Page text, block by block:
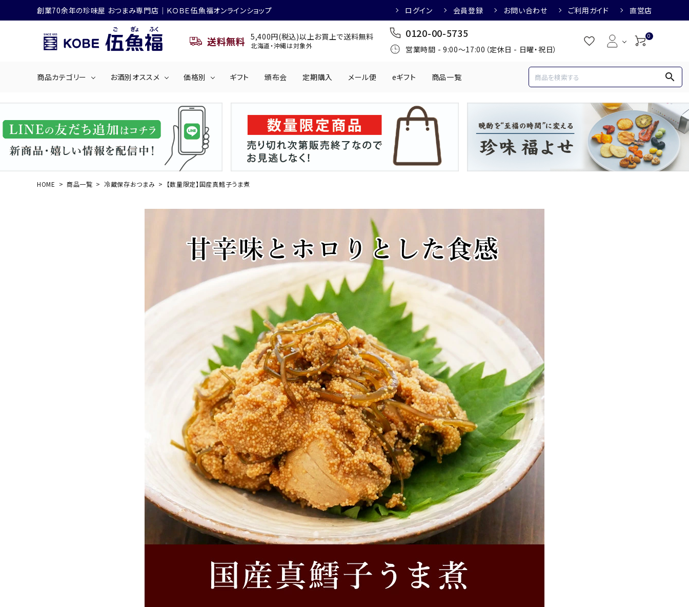
創業70余年の珍味屋 おつまみ専門店│ＫＯＢＥ伍魚福オンラインショップ ログイン 会員登録 お問い合わせ ご利用ガイド 直営店
送料無料 5,400円(税込)以上お買上で送料無料
北海道・沖縄は対象外
0120-00-5735
営業時間 - 9:00～17:00（定休日 - 日曜・祝日）
0
商品カテゴリー
くぎ煮 海産物 乳製品 かわきもの
佃煮・ごはんのおとも 丸う
お酒別オススメ
日本酒におすすめ 焼酎におすすめ
価格別
501円～1,000円 1,001円～2,000円 2,001円～3,000円 3,001円～4,000円
4,001円～5,000円 5,001円～
ギフト 頒布会 定期購入 メール便 eギフト 商品一覧 search
ACCOUNT MENU
ログイン 会員登録
HOME 商品一覧 冷蔵保存おつまみ 【数量限定】国産真鱈子うま煮